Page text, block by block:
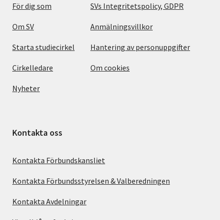
För dig som
Om SV
Starta studiecirkel
Cirkelledare
Nyheter
SVs Integritetspolicy, GDPR
Anmälningsvillkor
Hantering av personuppgifter
Om cookies
Kontakta oss
Kontakta Förbundskansliet
Kontakta Förbundsstyrelsen & Valberedningen
Kontakta Avdelningar